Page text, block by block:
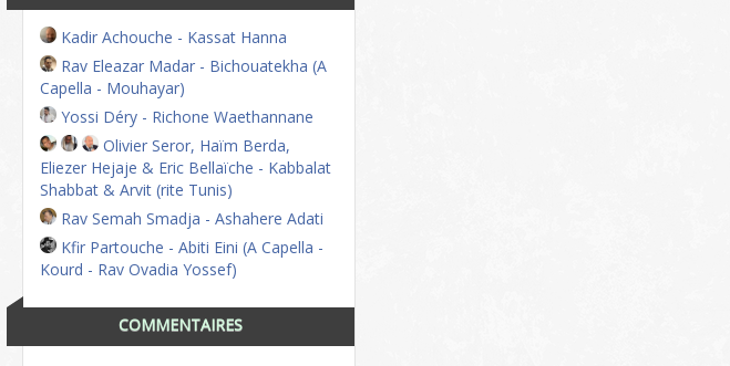
Kadir Achouche - Kassat Hanna
Rav Eleazar Madar - Bichouatekha (A
Capella - Mouhayar)
Yossi Déry - Richone Waethannane
Olivier Seror, Haïm Berda,
Eliezer Hejaje & Eric Bellaïche - Kabbalat
Shabbat & Arvit (rite Tunis)
Rav Semah Smadja - Ashahere Adati
Kfir Partouche - Abiti Eini (A Capella -
Kourd - Rav Ovadia Yossef)
COMMENTAIRES